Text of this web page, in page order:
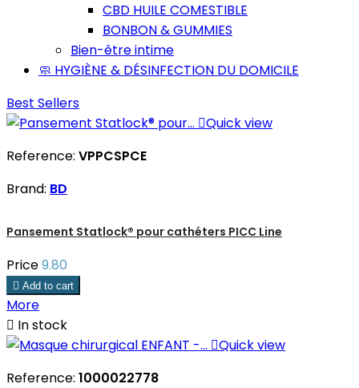
CBD HUILE COMESTIBLE
BONBON & GUMMIES
Bien-être intime
🧼 HYGIÈNE & DÉSINFECTION DU DOMICILE
Best Sellers
Quick view
Reference: VPPCSPCE
Brand: BD
Pansement Statlock® pour cathéters PICC Line
Price9.80
 Add to cart
More
 In stock
Quick view
Reference: 1000022778